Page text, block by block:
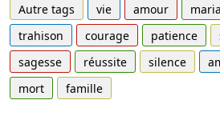
Autre tags vie amour
trahison
courage patience
sagesse
réussite silence
mort
famille